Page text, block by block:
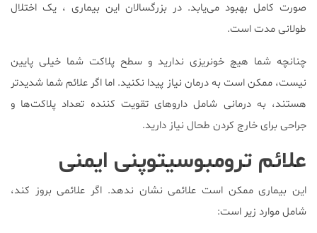
صورت کامل بهبود می‌یابد. در بزرگسالان این بیماری ، یک اختلال
طولانی مدت است.
چنانچه شما هیچ خونریزی ندارید و سطح پلاکت شما خیلی پایین
نیست، ممکن است به درمان نیاز پیدا نکنید. اما اگر علائم شما شدیدتر
هستند، به درمانی شامل داروهای تقویت کننده تعداد پلاکت‌ها و
جراحی برای خارج کردن طحال نیاز دارید.
علائم ترومبوسیتوپنی ایمنی
این بیماری ممکن است علائمی نشان ندهد. اگر علائمی بروز کند،
شامل موارد زیر است: